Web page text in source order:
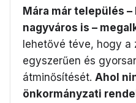
Mára már település
nagyváros is –
lehetővé téve, hogy a
egyszerűen és
átminősítését. Ahol
önkormányzati